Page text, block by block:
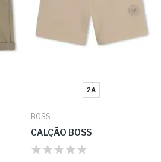
2A
BOSS
CALÇÃO BOSS